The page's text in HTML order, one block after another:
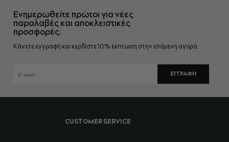
CUSTOMER SERVICE
Ενημερωθείτε πρώτοι για νέες
παραλαβές και αποκλειστικές
προσφορές.
Κάνετε εγγραφή και κερδίστε 10% έκπτωση στην επόμενη αγορά.
ΕΓΓΡΑΦΉ